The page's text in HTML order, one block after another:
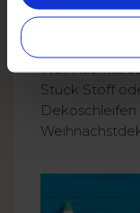
Stück Stoff